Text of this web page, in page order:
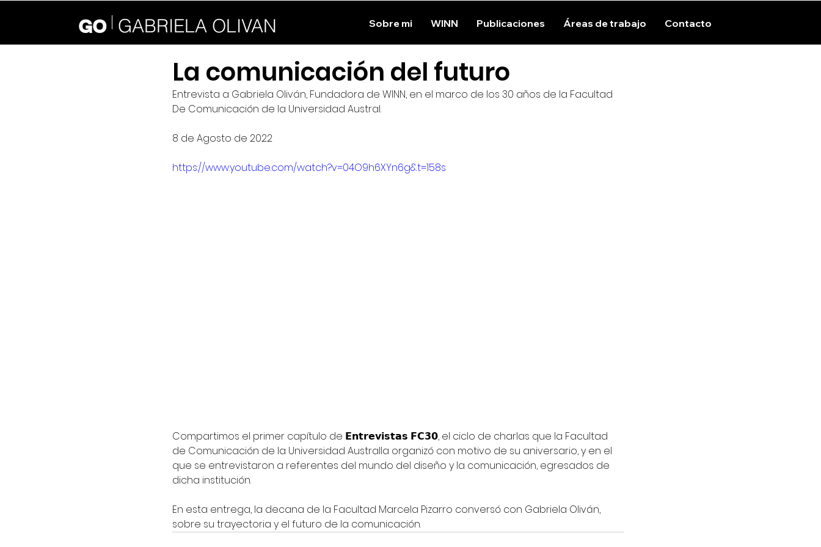
GO GABRIELA OLIVAN Sobre mi WINN Publicaciones Áreas de trabajo Contacto
La comunicación del futuro
Entrevista a Gabriela Oliván, Fundadora de WINN, en el marco de los 30 años de la Facultad
De Comunicación de la Universidad Austral.
8 de Agosto de 2022
https://www.youtube.com/watch?v=04O9h6XYn6g&t=158s
Compartimos el primer capítulo de 𝗘𝗻𝘁𝗿𝗲𝘃𝗶𝘀𝘁𝗮𝘀 𝗙𝗖𝟯𝟬, el ciclo de charlas que la Facultad
de Comunicación de la Universidad Australla organizó con motivo de su aniversario, y en el
que se entrevistaron a referentes del mundo del diseño y la comunicación, egresados de
dicha institución.
En esta entrega, la decana de la Facultad Marcela Pizarro conversó con Gabriela Oliván,
sobre su trayectoria y el futuro de la comunicación.